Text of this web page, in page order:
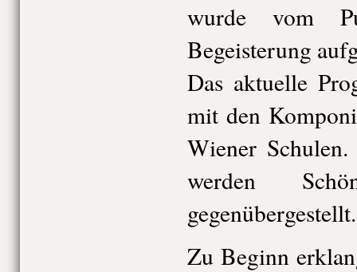
wurde vom
Begeisterung
Das aktuelle
mit den
Wiener
werden
gegenübergestellt.
Zu Beginn